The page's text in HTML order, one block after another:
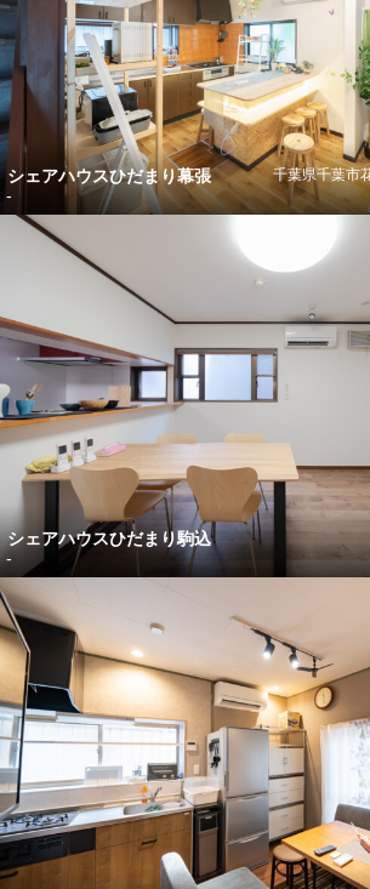
シェアハウスひだまり幕張
千葉県千葉市
-
シェアハウスひだまり駒込
-